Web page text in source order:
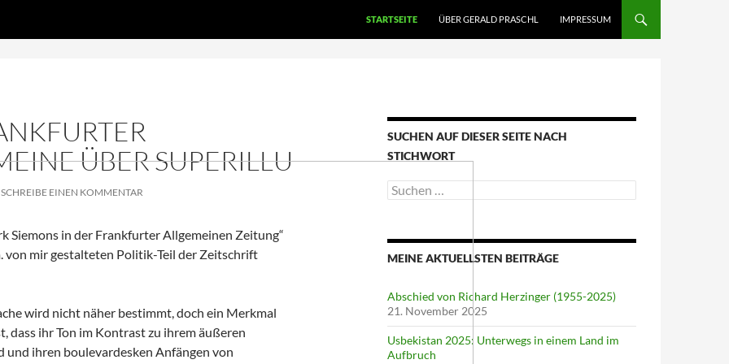
STARTSEITE ÜBER GERALD PRASCHL IMPRESSUM
ÜBER SUPERILLU
SCHREIBE EINEN KOMMENTAR
Siemons in der Frankfurter Allgemeinen Zeitung“
von mir gestalteten Politik-Teil der Zeitschrift
wird nicht näher bestimmt, doch ein Merkmal
dass ihr Ton im Kontrast zu ihrem äußeren
und ihren boulevardesken Anfängen von
SUCHEN AUF DIESER SEITE NACH
STICHWORT
Suche
nach:
MEINE AKTUELLSTEN BEITRÄGE
Abschied von Richard Herzinger (1955-2025)
21. November 2025
Usbekistan 2025: Unterwegs in einem Land im
Aufbruch